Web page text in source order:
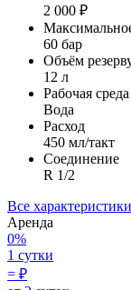
2 000 ₽
60 бар
Объём
12 л
Рабочая среда
Вода
Расход
450 мл/такт
Соединение
R 1/2
Все характеристики
Аренда
0%
1 сутки
= ₽